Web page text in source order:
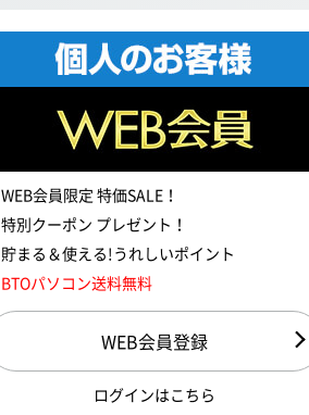
WEB会員限定 特価SALE！
特別クーポン プレゼント！
貯まる＆使える!うれしいポイント
BTOパソコン送料無料
WEB会員登録
ログインはこちら